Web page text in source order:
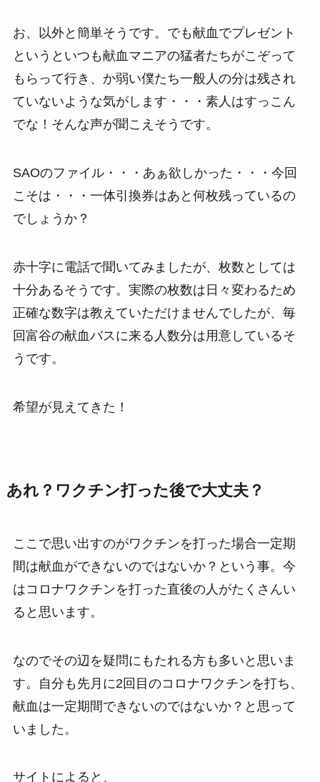
お、以外と簡単そうです。でも献血でプレゼント
というといつも献血マニアの猛者たちがこぞって
もらって行き、か弱い僕たち一般人の分は残され
ていないような気がします・・・素人はすっこん
でな！そんな声が聞こえそうです。
SAOのファイル・・・あぁ欲しかった・・・今回
こそは・・・一体引換券はあと何枚残っているの
でしょうか？
赤十字に電話で聞いてみましたが、枚数としては
十分あるそうです。実際の枚数は日々変わるため
正確な数字は教えていただけませんでしたが、毎
回富谷の献血バスに来る人数分は用意しているそ
うです。
希望が見えてきた！
あれ？ワクチン打った後で大丈夫？
ここで思い出すのがワクチンを打った場合一定期
間は献血ができないのではないか？という事。今
はコロナワクチンを打った直後の人がたくさんい
ると思います。
なのでその辺を疑問にもたれる方も多いと思いま
す。自分も先月に2回目のコロナワクチンを打ち、
献血は一定期間できないのではないか？と思って
いました。
サイトによると、